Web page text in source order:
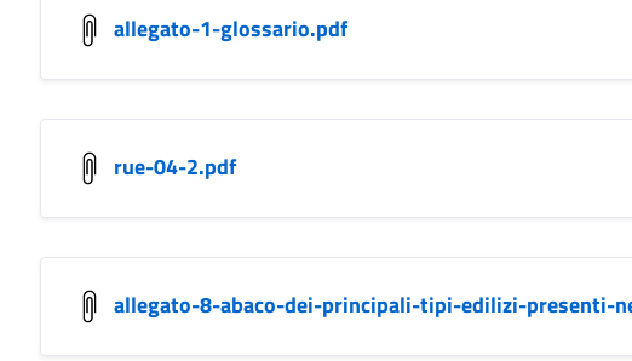
allegato-1-glossario.pdf
rue-04-2.pdf
allegato-8-abaco-dei-principali-tipi-edilizi-presenti-